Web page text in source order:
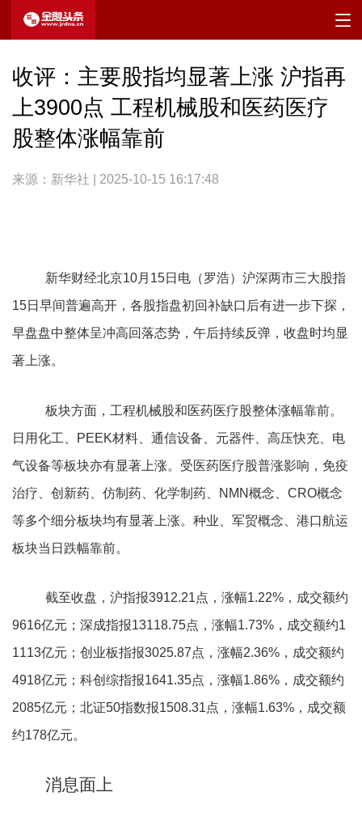
收评：主要股指均显著上涨 沪指再
上3900点 工程机械股和医药医疗
股整体涨幅靠前
来源：新华社 | 2025-10-15 16:17:48
新华财经北京10月15日电（罗浩）沪深两市三大股指
15日早间普遍高开，各股指盘初回补缺口后有进一步下探，
早盘盘中整体呈冲高回落态势，午后持续反弹，收盘时均显
著上涨。
板块方面，工程机械股和医药医疗股整体涨幅靠前。
日用化工、PEEK材料、通信设备、元器件、高压快充、电
气设备等板块亦有显著上涨。受医药医疗股普涨影响，免疫
治疗、创新药、仿制药、化学制药、NMN概念、CRO概念
等多个细分板块均有显著上涨。种业、军贸概念、港口航运
板块当日跌幅靠前。
截至收盘，沪指报3912.21点，涨幅1.22%，成交额约
9616亿元；深成指报13118.75点，涨幅1.73%，成交额约1
1113亿元；创业板指报3025.87点，涨幅2.36%，成交额约
4918亿元；科创综指报1641.35点，涨幅1.86%，成交额约
2085亿元；北证50指数报1508.31点，涨幅1.63%，成交额
约178亿元。
消息面上